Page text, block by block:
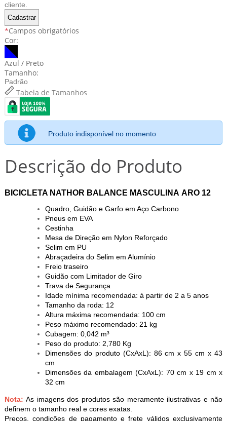
cliente.
*Campos obrigatórios
Cor:
Azul / Preto
Tamanho:
Padrão
Tabela de Tamanhos
Produto indisponível no momento
Descrição do Produto
BICICLETA NATHOR BALANCE MASCULINA ARO 12
Quadro, Guidão e Garfo em Aço Carbono
Pneus em EVA
Cestinha
Mesa de Direção em Nylon Reforçado
Selim em PU
Abraçadeira do Selim em Alumínio
Freio traseiro
Guidão com Limitador de Giro
Trava de Segurança
Idade mínima recomendada: à partir de 2 a 5 anos
Tamanho da roda: 12
Altura máxima recomendada: 100 cm
Peso máximo recomendado: 21 kg
Cubagem: 0,042 m³
Peso do produto: 2,780 Kg
Dimensões do produto (CxAxL): 86 cm x 55 cm x 43
cm
Dimensões da embalagem (CxAxL): 70 cm x 19 cm x
32 cm
Nota:As imagens dos produtos são meramente ilustrativas e não
definem o tamanho real e cores exatas.
Preços, condições de pagamento e frete válidos exclusivamente